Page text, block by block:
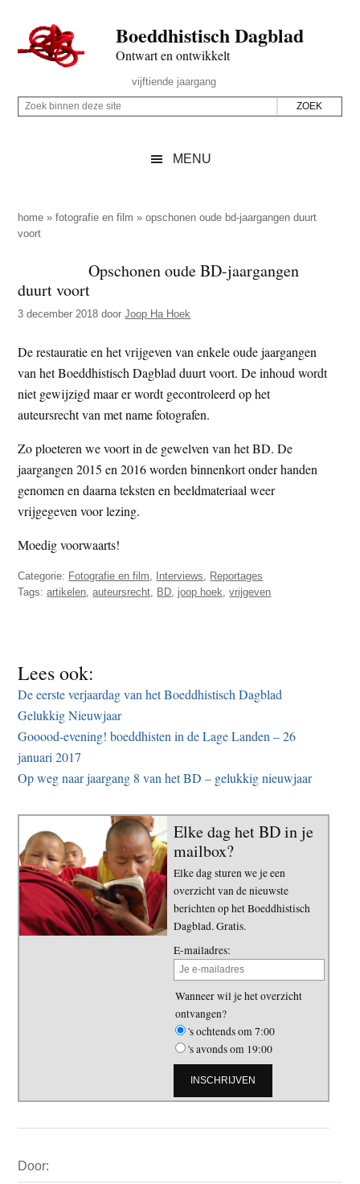
naar
de
inhoud
secondary
naar
de
sidebar
naar
de
Boeddhistisch Dagblad
Ontwart en ontwikkelt
Rechts
vijftiende jaargang
Z
p
d
z
e
i
t
e
Z
i
n
n
d
z
e
s
i
t
e
MENU
home »fotografie en film »opschonen oude bd-jaargangen duurt
voort
Opschonen oude BD-jaargangen
duurt voort
3 december 2018 doorJoop Ha Hoek
De restauratie en het vrijgeven van enkele oude jaargangen
van het Boeddhistisch Dagblad duurt voort. De inhoud wordt
niet gewijzigd maar er wordt gecontroleerd op het
auteursrecht van met name fotografen.
Zo ploeteren we voort in de gewelven van het BD. De
jaargangen 2015 en 2016 worden binnenkort onder handen
genomen en daarna teksten en beeldmateriaal weer
vrijgegeven voor lezing.
Moedig voorwaarts!
Categorie: Fotografie en film Interviews
Reportages
Tags:artikelen ,auteursrecht BD joop hoek ,vrijgeven
Lees ook:
De eerste verjaardag van het Boeddhistisch Dagblad
Gelukkig Nieuwjaar
Gooood-evening! boeddhisten in de Lage Landen – 26
januari 2017
Op weg naar jaargang 8 van het BD – gelukkig nieuwjaar
Elke dag het BD in je
mailbox?
Elke dag sturen we je een
overzicht van de nieuwste
berichten op het Boeddhistisch
Dagblad. Gratis.
E-mailadres:
Wanneer wil je het overzicht
ontvangen?
's ochtends om 7:00
's avonds om 19:00
Sidebar
Door: